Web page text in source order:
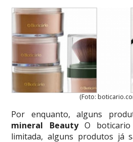
(Foto:
Por enquanto, alguns
mineral BeautyO boticario
limitada, alguns produtos já